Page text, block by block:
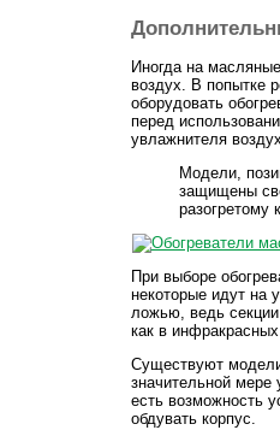
Иногда на
воздух. В попытке
оборудовать
перед
увлажнителя
Модели,
защищены
разогретому
При выборе
некоторые идут на
ложью, ведь секции
как в
Существуют
значительной мере
есть возможность
обдувать корпус.